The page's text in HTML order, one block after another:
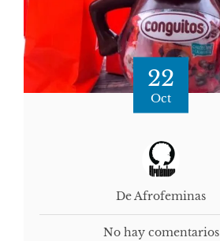
22
Oct
De Afrofeminas
No hay comentarios